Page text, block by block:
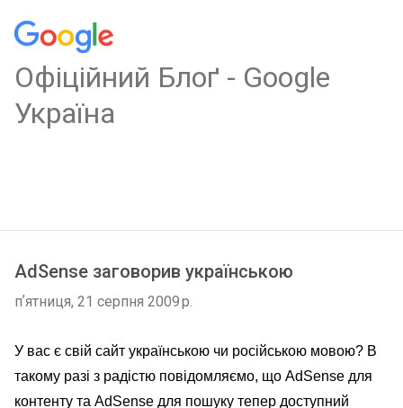
Oфіційний Блоґ - Google
Україна
AdSense заговорив українською
пʼятниця, 21 серпня 2009 р.
У вас є свій сайт українською чи російською мовою? В
такому разі з радістю повідомляємо, що AdSense для
контенту та AdSense для пошуку тепер доступний